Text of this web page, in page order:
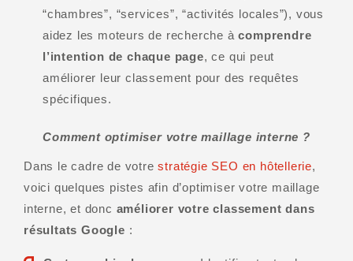
“chambres”, “services”, “activités locales”), vous
aidez les moteurs de recherche àcomprendre
l’intention de chaque page, ce qui peut
améliorer leur classement pour des requêtes
spécifiques.
Comment optimiser votre maillage interne ?
Dans le cadre de votrestratégie SEO en hôtellerie,
voici quelques pistes afin d’optimiser votre maillage
interne, et donc améliorer votre classement dans
résultats Google :